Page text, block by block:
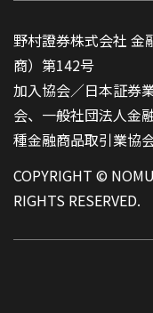
野村證券株式会社 金
商）第142号
加入協会／日本証券
会、一般社団法人金
種金融商品取引業協
COPYRIGHT ©
RIGHTS RESERVED.